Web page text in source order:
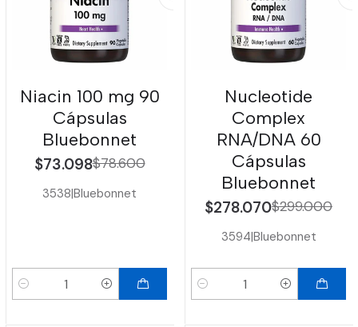
Niacin 100 mg 90
Cápsulas
Bluebonnet
$73.098$78.600
3538|Bluebonnet
Cantidad
Nucleotide
Complex
RNA/DNA 60
Cápsulas
Bluebonnet
$278.070$299.000
3594|Bluebonnet
Cantidad